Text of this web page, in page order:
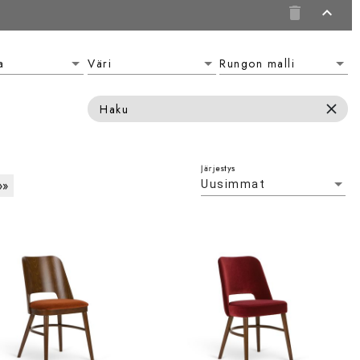
delete expand_less
Väri
Väri Rungon malli
Rungon malli
Haku close
Uusimmat
Järjestys